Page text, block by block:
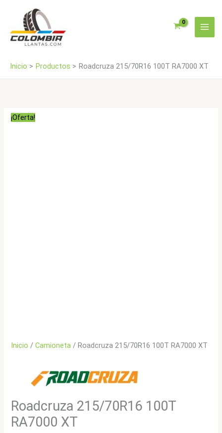
contenido
Inicio Productos Roadcruza 215/70R16 100T RA7000 XT
¡Oferta!
Inicio /Camioneta / Roadcruza 215/70R16 100T RA7000 XT
Roadcruza 215/70R16 100T
RA7000 XT
cantidad